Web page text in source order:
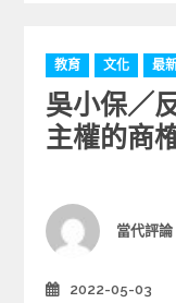
C
a
t
e
g
i
e
教育 文化 最
吳小保／
主權的商
Author
當代評論
2022-05-03